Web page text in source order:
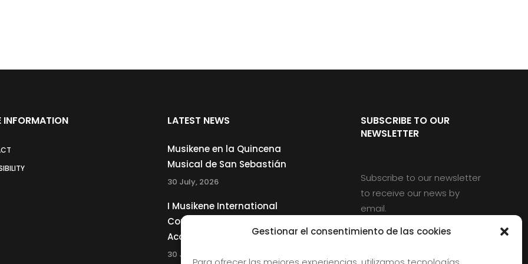
Gestionar el consentimiento de las cookies
INFORMATION LATEST NEWS
Musikene en la Quincena
Musical de San Sebastián
30 July, 2026
I Musikene International
Competition for Young
Accordionists
30 July, 2026
SUBSCRIBE TO OUR
NEWSLETTER
Subscribe to our newsletter
to receive our news by
email.